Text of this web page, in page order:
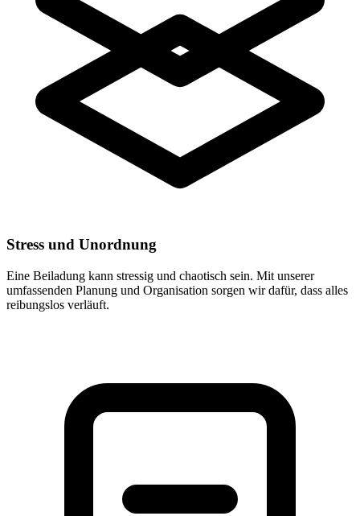
Stress und Unordnung
Eine Beiladung kann stressig und chaotisch sein. Mit unserer
umfassenden Planung und Organisation sorgen wir dafür, dass alles
reibungslos verläuft.